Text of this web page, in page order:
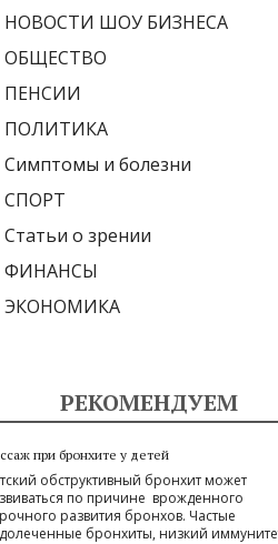
НОВОСТИ ШОУ БИЗНЕСА
ОБЩЕСТВО
ПЕНСИИ
ПОЛИТИКА
Симптомы и болезни
СПОРТ
Статьи о зрении
ФИНАНСЫ
ЭКОНОМИКА
РЕКОМЕНДУЕМ
при бронхите у детей
обструктивный бронхит может
по причине врожденного
развития бронхов. Частые
бронхиты, низкий